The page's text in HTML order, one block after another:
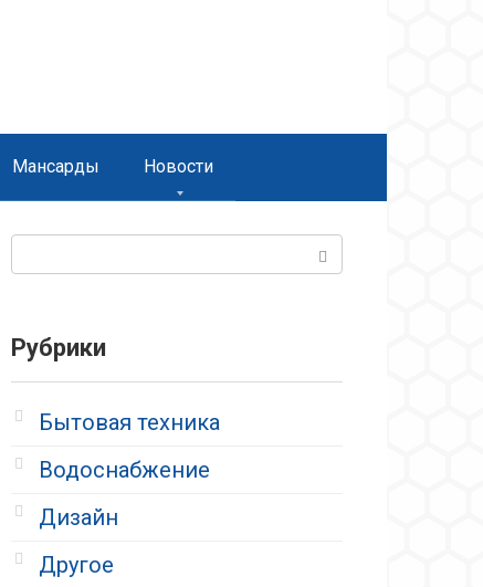
Мансарды Новости
Рубрики
Бытовая техника
Водоснабжение
Дизайн
Другое